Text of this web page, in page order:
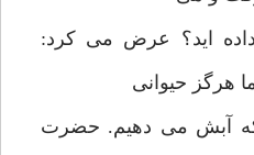
اید؟ عرض می کرد:
هرگز حیوانی
آبش می دهیم. حضرت